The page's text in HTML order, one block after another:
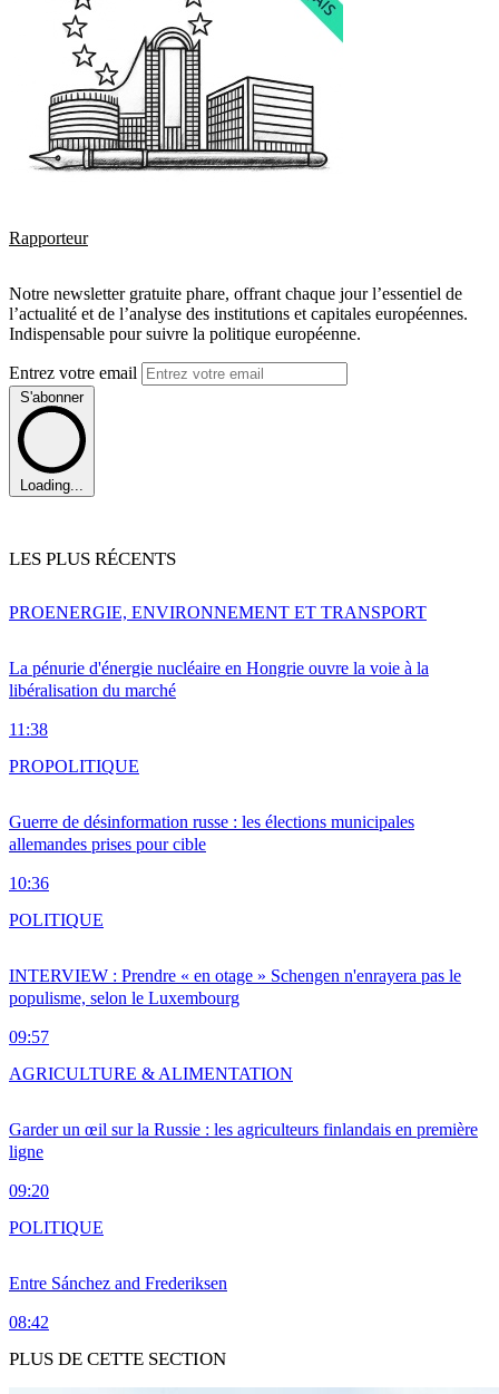
Rapporteur
Notre newsletter gratuite phare, offrant chaque jour l’essentiel de
l’actualité et de l’analyse des institutions et capitales européennes.
Indispensable pour suivre la politique européenne.
Entrez votre email
S'abonner
Loading...
LES PLUS RÉCENTS
La pénurie d'énergie nucléaire en Hongrie ouvre la voie à la
libéralisation du marché
11:38
PROENERGIE, ENVIRONNEMENT ET TRANSPORT
Guerre de désinformation russe : les élections municipales
allemandes prises pour cible
10:36
PROPOLITIQUE
INTERVIEW : Prendre « en otage » Schengen n'enrayera pas le
populisme, selon le Luxembourg
09:57
POLITIQUE
Garder un œil sur la Russie : les agriculteurs finlandais en première
ligne
09:20
AGRICULTURE & ALIMENTATION
Entre Sánchez and Frederiksen
08:42
POLITIQUE
PLUS DE CETTE SECTION